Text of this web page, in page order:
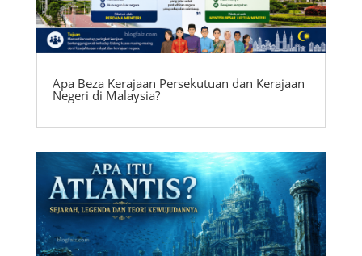
Apa Beza Kerajaan Persekutuan dan Kerajaan
Negeri di Malaysia?